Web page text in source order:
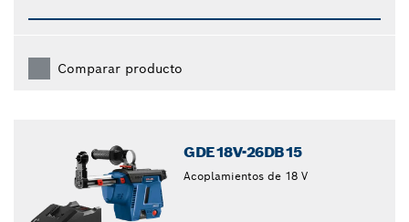
Comparar producto
GDE18V-26DB15
Acoplamientos de 18 V